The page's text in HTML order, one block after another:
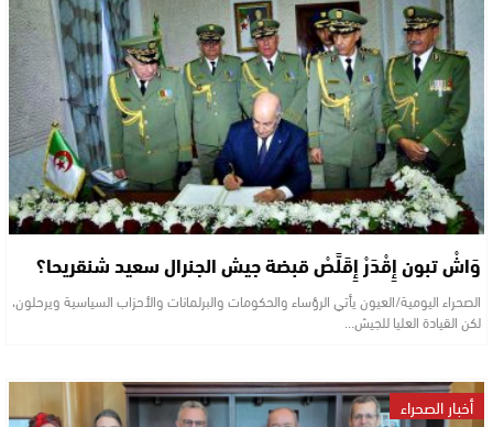
وَاشْ تبون إِقْدَرْ إِقَلَّصْ قبضة جيش الجنرال سعيد شنقريحا؟
الصحراء اليومية/العيون يأتي الرؤساء والحكومات والبرلمانات والأحزاب السياسية ويرحلون،
لكن القيادة العليا للجيش…
أخبار الصحراء